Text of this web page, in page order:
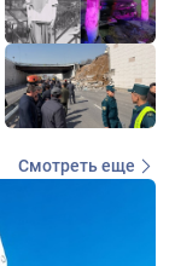
Смотреть еще